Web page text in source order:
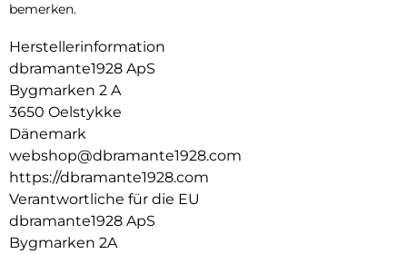
bemerken.
Herstellerinformation
dbramante1928 ApS
Bygmarken 2 A
3650 Oelstykke
Dänemark
webshop@dbramante1928.com
https://dbramante1928.com
Verantwortliche für die EU
dbramante1928 ApS
Bygmarken 2A